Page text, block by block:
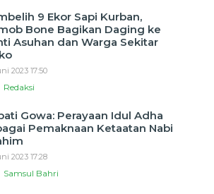
9 Ekor Sapi Kurban,
Bone Bagikan Daging ke
Asuhan dan Warga Sekitar
2023 17:50
Redaksi
Gowa: Perayaan Idul Adha
Pemaknaan Ketaatan Nabi
2023 17:28
Samsul Bahri